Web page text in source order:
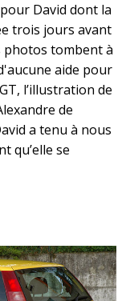
David dont la
trois jours avant
photos tombent à
aide pour
l’illustration de
de
a tenu à nous
qu’elle se